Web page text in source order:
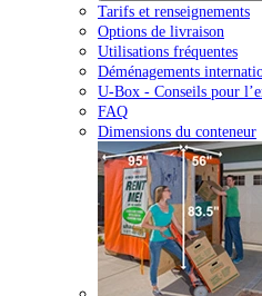
Tarifs et renseignements
Options de livraison
Utilisations fréquentes
Déménagements
U-Box - Conseils pour
FAQ
Dimensions du conteneur